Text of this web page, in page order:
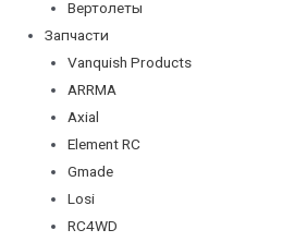
Вертолеты
Запчасти
Vanquish Products
ARRMA
Axial
Element RC
Gmade
Losi
RC4WD